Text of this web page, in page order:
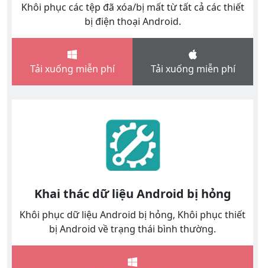
Khôi phục các tệp đã xóa/bị mất từ ​​tất cả các thiết
bị điện thoại Android.
Tải xuống miễn phí Tải xuống miễn phí
Khai thác dữ liệu Android bị hỏng
Khôi phục dữ liệu Android bị hỏng, Khôi phục thiết
bị Android về trạng thái bình thường.